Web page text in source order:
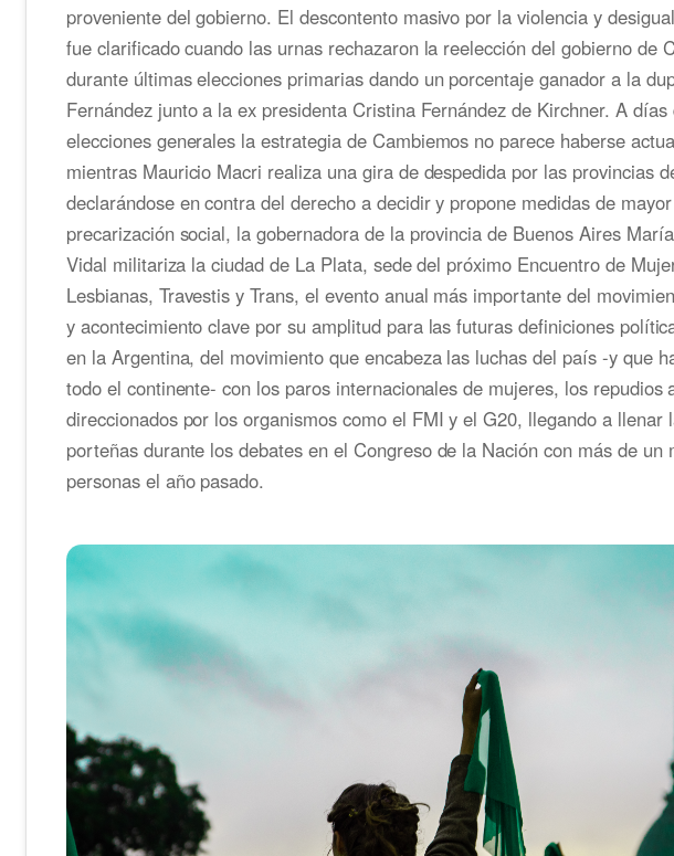
proveniente del gobierno. El descontento masivo por la violencia y
fue clarificado cuando las urnas rechazaron la reelección del gobierno de
durante últimas elecciones primarias dando un porcentaje ganador a la
Fernández junto a la ex presidenta Cristina Fernández de Kirchner. A días
elecciones generales la estrategia de Cambiemos no parece haberse
mientras Mauricio Macri realiza una gira de despedida por las provincias
declarándose en contra del derecho a decidir y propone medidas de mayor
precarización social, la gobernadora de la provincia de Buenos Aires
Vidal militariza la ciudad de La Plata, sede del próximo Encuentro de
Lesbianas, Travestis y Trans, el evento anual más importante del
y acontecimiento clave por su amplitud para las futuras definiciones
en la Argentina, del movimiento que encabeza las luchas del país -y que
todo el continente- con los paros internacionales de mujeres, los repudios
direccionados por los organismos como el FMI y el G20, llegando a llenar
porteñas durante los debates en el Congreso de la Nación con más de un
personas el año pasado.